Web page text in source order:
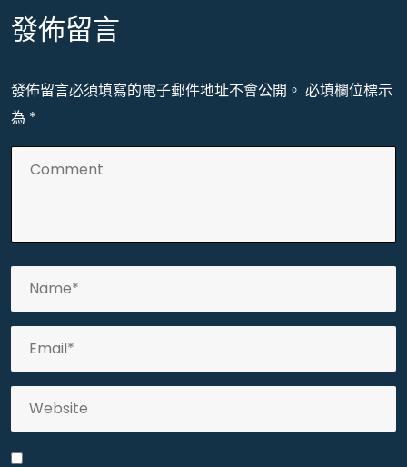
發佈留言
發佈留言必須填寫的電子郵件地址不會公開。 必填欄位標示
為 *